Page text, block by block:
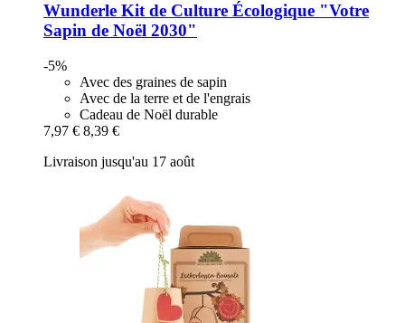
Wunderle Kit de Culture Écologique "Votre
Sapin de Noël 2030"
-5%
Avec des graines de sapin
Avec de la terre et de l'engrais
Cadeau de Noël durable
7,97 € 8,39 €
Livraison jusqu'au 17 août